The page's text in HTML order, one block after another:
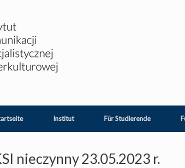
Institut Für Studierende
nieczynny 23.05.2023 r.